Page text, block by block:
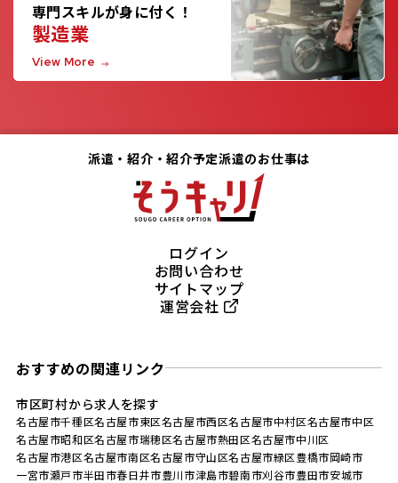
専門スキルが身に付く！
製造業
View More
派遣・紹介・紹介予定派遣のお仕事は
ログイン
お問い合わせ
サイトマップ
運営会社
おすすめの関連リンク
市区町村から求人を探す
名古屋市千種区名古屋市東区名古屋市西区名古屋市中村区名古屋市中区
名古屋市昭和区名古屋市瑞穂区名古屋市熱田区名古屋市中川区
名古屋市港区名古屋市南区名古屋市守山区名古屋市緑区豊橋市岡崎市
一宮市瀬戸市半田市春日井市豊川市津島市碧南市刈谷市豊田市安城市